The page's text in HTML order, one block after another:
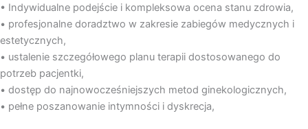
• Indywidualne podejście i kompleksowa ocena stanu zdrowia,
• profesjonalne doradztwo w zakresie zabiegów medycznych i
estetycznych,
• ustalenie szczegółowego planu terapii dostosowanego do
potrzeb pacjentki,
• dostęp do najnowocześniejszych metod ginekologicznych,
• pełne poszanowanie intymności i dyskrecja,